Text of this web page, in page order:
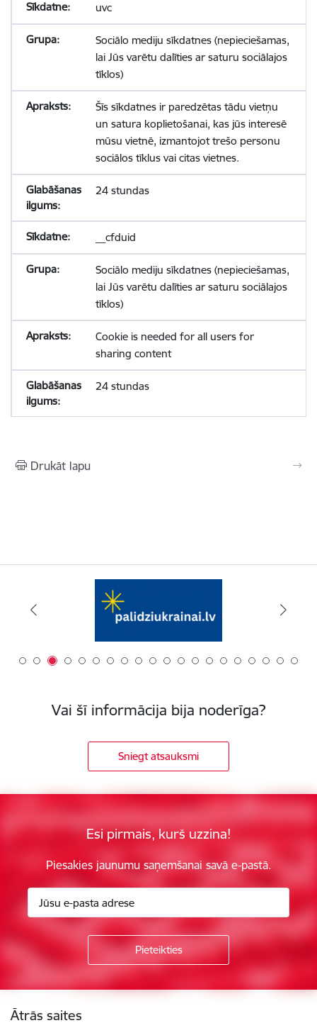
uvc
Sociālo mediju sīkdatnes (nepieciešamas,
lai Jūs varētu dalīties ar saturu sociālajos
tīklos)
Šīs sīkdatnes ir paredzētas tādu vietņu
un satura koplietošanai, kas jūs interesē
mūsu vietnē, izmantojot trešo personu
sociālos tīklus vai citas vietnes.
24 stundas
__cfduid
Sociālo mediju sīkdatnes (nepieciešamas,
lai Jūs varētu dalīties ar saturu sociālajos
tīklos)
Cookie is needed for all users for
sharing content
24 stundas
Drukāt lapu
Vai šī informācija bija noderīga?
Sniegt atsauksmi
Esi pirmais, kurš uzzina!
Piesakies jaunumu saņemšanai savā e-pastā.
Ātrās saites